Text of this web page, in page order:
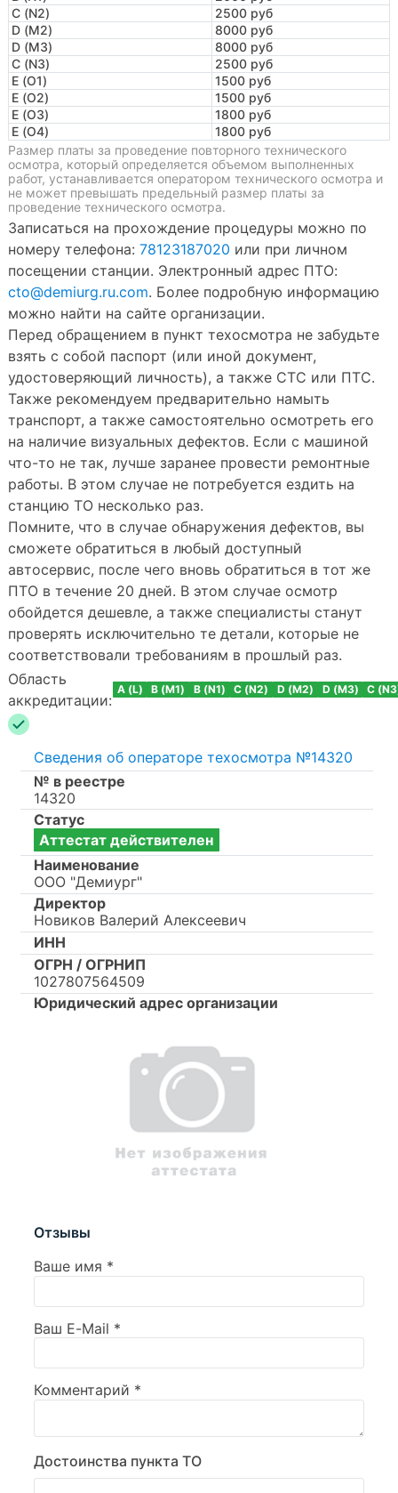
C (N2)
2500 руб
D (M2)
8000 руб
D (M3)
8000 руб
C (N3)
2500 руб
E (O1)
1500 руб
E (O2)
1500 руб
E (O3)
1800 руб
E (O4)
1800 руб
Размер платы за проведение повторного технического
осмотра, который определяется объемом выполненных
работ, устанавливается оператором технического осмотра и
не может превышать предельный размер платы за
проведение технического осмотра.
Записаться на прохождение процедуры можно по
номеру телефона: 78123187020 или при личном
посещении станции. Электронный адрес ПТО:
cto@demiurg.ru.com. Более подробную информацию
можно найти на сайте организации.
Перед обращением в пункт техосмотра не забудьте
взять с собой паспорт (или иной документ,
удостоверяющий личность), а также СТС или ПТС.
Также рекомендуем предварительно намыть
транспорт, а также самостоятельно осмотреть его
на наличие визуальных дефектов. Если с машиной
что-то не так, лучше заранее провести ремонтные
работы. В этом случае не потребуется ездить на
станцию ТО несколько раз.
Помните, что в случае обнаружения дефектов, вы
сможете обратиться в любый доступный
автосервис, после чего вновь обратиться в тот же
ПТО в течение 20 дней. В этом случае осмотр
обойдется дешевле, а также специалисты станут
проверять исключительно те детали, которые не
соответствовали требованиям в прошлый раз.
Область
аккредитации:
A (L) B (M1) B (N1) C (N2) D (M2) D (M3) C
Сведения об операторе техосмотра №14320
№ в реестре
14320
Статус
Аттестат действителен
Наименование
ООО "Демиург"
Директор
Новиков Валерий Алексеевич
ИНН
ОГРН / ОГРНИП
1027807564509
Юридический адрес организации
Отзывы
Ваше имя *
Ваш E-Mail *
Комментарий *
Достоинства пункта ТО